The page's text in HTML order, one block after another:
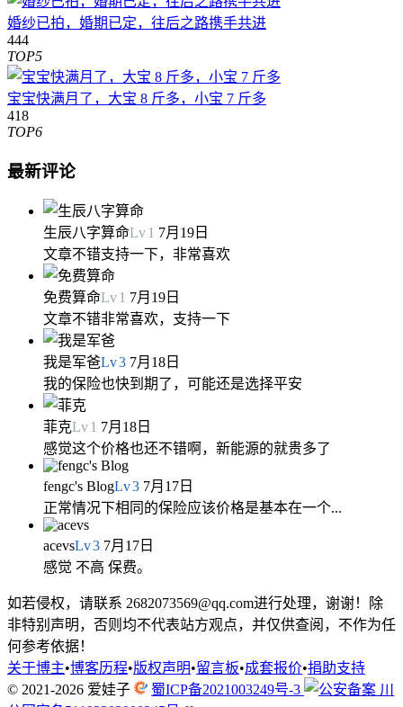
婚纱已拍，婚期已定，往后之路携手共进
444
TOP5
宝宝快满月了，大宝 8 斤多，小宝 7 斤多
418
TOP6
最新评论
生辰八字算命Lv1 7月19日
文章不错支持一下，非常喜欢
免费算命Lv1 7月19日
文章不错非常喜欢，支持一下
我是军爸Lv3 7月18日
我的保险也快到期了，可能还是选择平安
菲克Lv1 7月18日
感觉这个价格也还不错啊，新能源的就贵多了
fengc's BlogLv3 7月17日
正常情况下相同的保险应该价格是基本在一个...
acevsLv3 7月17日
感觉 不高 保费。
如若侵权，请联系 2682073569@qq.com进行处理，谢谢！除
非特别声明，否则均不代表站方观点，并仅供查阅，不作为任
何参考依据！
关于博主•博客历程•版权声明•留言板•成套报价•捐助支持
© 2021-2026 爱娃子 蜀ICP备2021003249号-3
川